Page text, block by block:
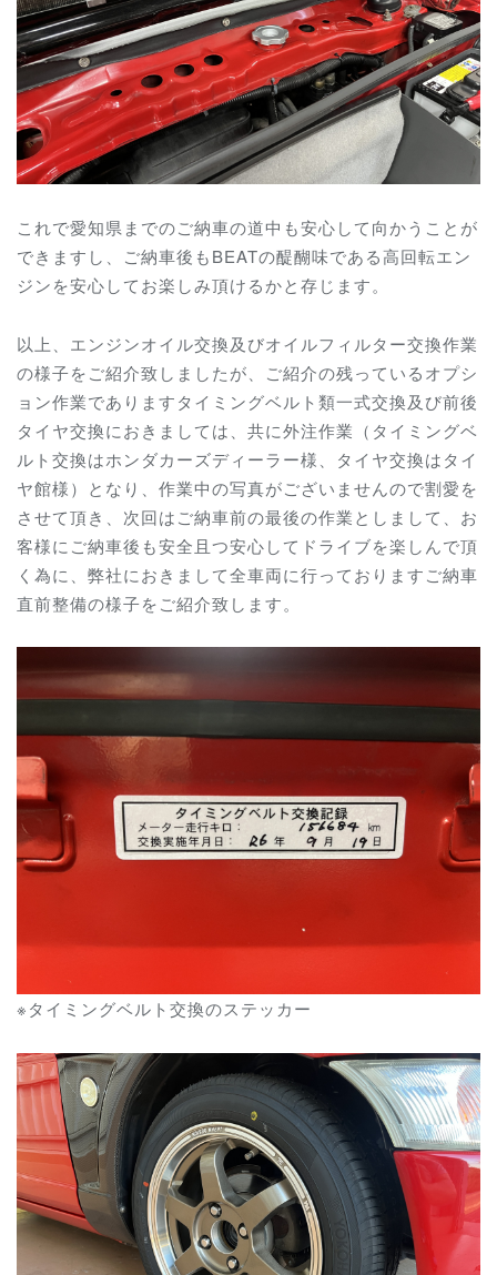
これで愛知県までのご納車の道中も安心して向かうことが
できますし、ご納車後もBEATの醍醐味である高回転エン
ジンを安心してお楽しみ頂けるかと存じます。
以上、エンジンオイル交換及びオイルフィルター交換作業
の様子をご紹介致しましたが、ご紹介の残っているオプシ
ョン作業でありますタイミングベルト類一式交換及び前後
タイヤ交換におきましては、共に外注作業（タイミングベ
ルト交換はホンダカーズディーラー様、タイヤ交換はタイ
ヤ館様）となり、作業中の写真がございませんので割愛を
させて頂き、次回はご納車前の最後の作業としまして、お
客様にご納車後も安全且つ安心してドライブを楽しんで頂
く為に、弊社におきまして全車両に行っておりますご納車
直前整備の様子をご紹介致します。
※タイミングベルト交換のステッカー